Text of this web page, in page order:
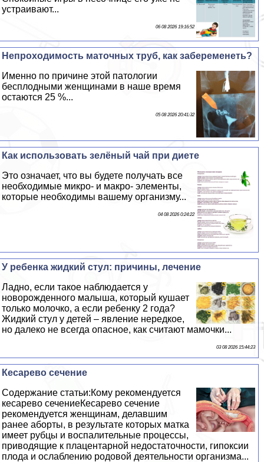
устраивают...
06 08 2026 19:16:52
Непроходимость маточных труб, как забеременеть?
Именно по причине этой патологии
бесплодными женщинами в наше время
остаются 25 %...
05 08 2026 20:41:32
Как использовать зелёный чай при диете
Это означает, что вы будете получать все
необходимые микро- и макро- элементы,
которые необходимы вашему организму...
04 08 2026 0:24:22
У ребенка жидкий стул: причины, лечение
Ладно, если такое наблюдается у
новорожденного малыша, который кушает
только молочко, а если ребенку 2 года?
Жидкий стул у детей – явление нередкое,
но далеко не всегда опасное, как считают мамочки...
03 08 2026 15:44:23
Кесарево сечение
Содержание статьи:Кому рекомендуется
кесарево сечениеКесарево сечение
рекомендуется женщинам, делавшим
ранее aбopты, в результате которых матка
имеет рубцы и воспалительные процессы,
приводящие к плацентарной недостаточности, гипоксии
плода и ослаблению родовой деятельности организма...